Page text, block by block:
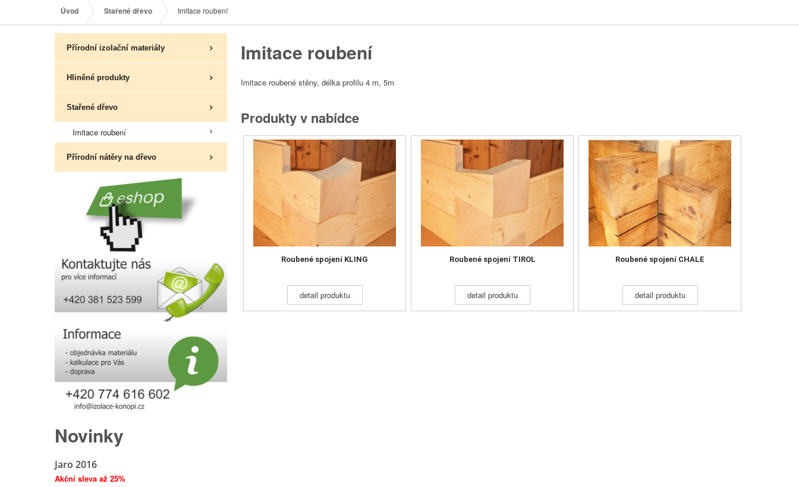
Úvod Stařené dřevo Imitace roubení
Imitace roubení
Imitace roubené stěny, délka profilu 4 m, 5m
Produkty v nabídce
Roubené spojení KLING
detail produktu
detail produktu
Roubené spojení TIROL
detail produktu
Roubené spojení CHALE
detail produktu
Přírodní izolační materiály
Hliněné produkty
Stařené dřevo
Imitace roubení
Přírodní nátěry na dřevo
Novinky
Jaro 2016
Akční sleva až 25%